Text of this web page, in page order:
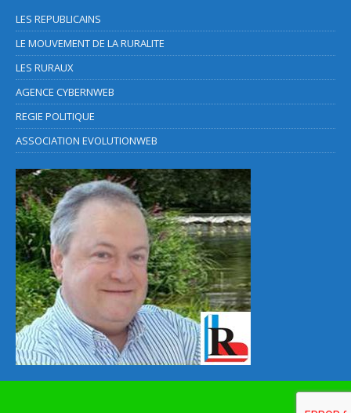
LES REPUBLICAINS
LE MOUVEMENT DE LA RURALITE
LES RURAUX
AGENCE CYBERNWEB
REGIE POLITIQUE
ASSOCIATION EVOLUTIONWEB